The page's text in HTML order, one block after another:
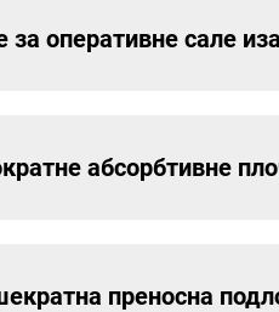
за оперативне сале
абсорбтивне
преносна